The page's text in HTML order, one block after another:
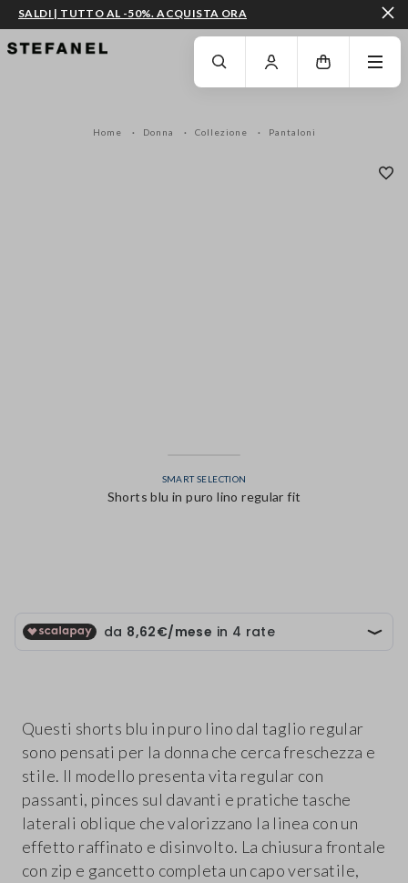
VAI AL CONTENUTO PRINCIPALE SCENDI AL FONDO DELLA PAGINA
SALDI | TUTTO AL -50%. ACQUISTA ORA
Home Donna Collezione Pantaloni
SMART SELECTION
Shorts blu in puro lino regular fit
Questi shorts blu in puro lino dal taglio regular
sono pensati per la donna che cerca freschezza e
stile. Il modello presenta vita regular con
passanti, pinces sul davanti e pratiche tasche
laterali oblique che valorizzano la linea con un
effetto raffinato e disinvolto. La chiusura frontale
con zip e gancetto completa un capo versatile,